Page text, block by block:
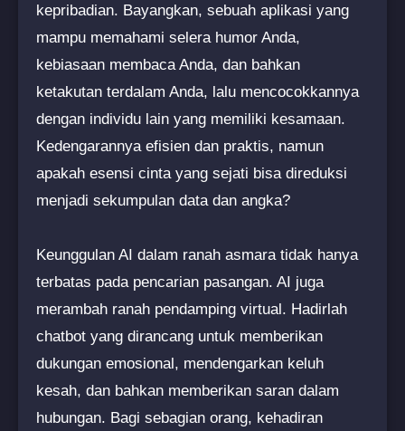
kepribadian. Bayangkan, sebuah aplikasi yang
mampu memahami selera humor Anda,
kebiasaan membaca Anda, dan bahkan
ketakutan terdalam Anda, lalu mencocokkannya
dengan individu lain yang memiliki kesamaan.
Kedengarannya efisien dan praktis, namun
apakah esensi cinta yang sejati bisa direduksi
menjadi sekumpulan data dan angka?
Keunggulan AI dalam ranah asmara tidak hanya
terbatas pada pencarian pasangan. AI juga
merambah ranah pendamping virtual. Hadirlah
chatbot yang dirancang untuk memberikan
dukungan emosional, mendengarkan keluh
kesah, dan bahkan memberikan saran dalam
hubungan. Bagi sebagian orang, kehadiran